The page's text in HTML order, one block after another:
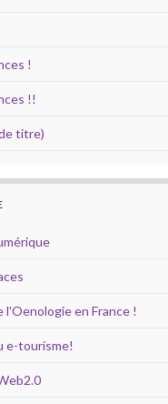
!
!!
titre)
l'Oenologie en France !
e-tourisme!